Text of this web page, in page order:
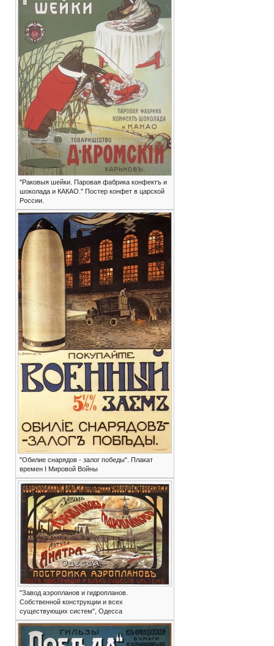
"Раковыя шейки. Паровая фабрика конфектъ и
шоколада и КАКАО." Постер конфет в царской
России.
"Обилие снарядов - залог победы". Плакат
времен I Мировой Войны
"Завод аэропланов и гидропланов.
Собственной конструкции и всех
существующих систем", Одесса